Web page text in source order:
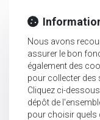
Nous avons
assurer le bon
également des
pour collecter des
Cliquez ci-
dépôt de
pour choisir quels